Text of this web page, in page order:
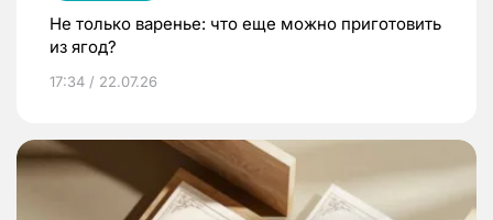
Не только варенье: что еще можно приготовить
из ягод?
17:34 / 22.07.26